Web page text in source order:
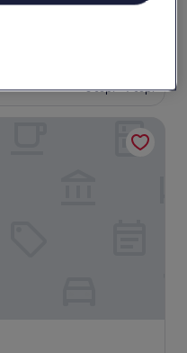
6 sep. – 7 sep.